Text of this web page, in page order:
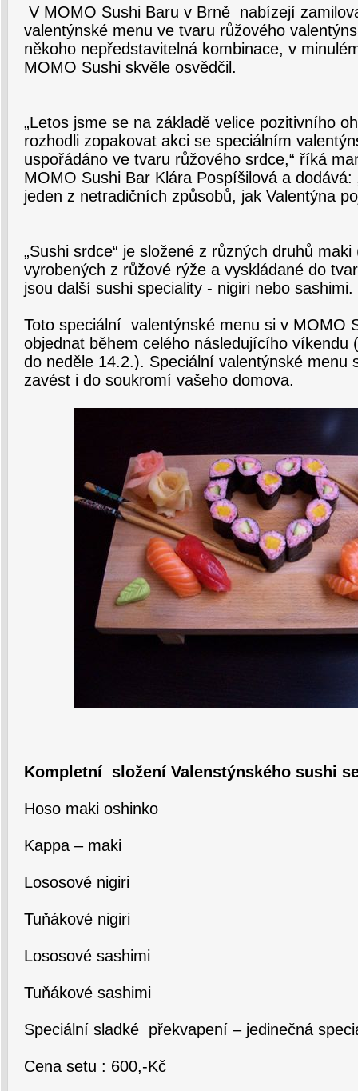
V MOMO Sushi Baru v Brně nabízejí
valentýnské menu ve tvaru růžového
někoho nepředstavitelná kombinace, v
MOMO Sushi skvěle osvědčil.
„Letos jsme se na základě velice pozitivního
rozhodli zopakovat akci se speciálním
uspořádáno ve tvaru růžového srdce,“ říká
MOMO Sushi Bar Klára Pospíšilová a dodává:
jeden z netradičních způsobů, jak Valentýna
„Sushi srdce“ je složené z různých druhů
vyrobených z růžové rýže a vyskládané do
jsou další sushi speciality - nigiri nebo sashimi.
Toto speciální valentýnské menu si v MOMO
objednat během celého následujícího víkendu
do neděle 14.2.). Speciální valentýnské menu
zavést i do soukromí vašeho domova.
Kompletní složení Valenstýnského sushi
Hoso maki oshinko
Kappa – maki
Lososové nigiri
Tuňákové nigiri
Lososové sashimi
Tuňákové sashimi
Speciální sladké překvapení – jedinečná
Cena setu : 600,-Kč